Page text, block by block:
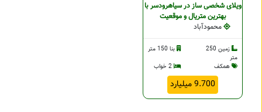
ویلای شخصی ساز در سیاهرودسر با
بهترین متریال و موقعیت
محمودآباد
زمین 250
متر
بنا 150 متر
همکف
2 خواب
9.700 میلیارد